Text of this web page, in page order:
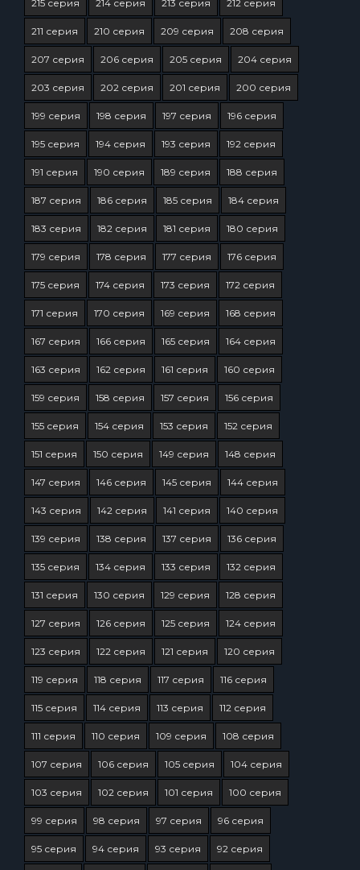
215 серия 214 серия 213 серия 212 серия
211 серия 210 серия 209 серия 208 серия
207 серия 206 серия 205 серия 204 серия
203 серия 202 серия 201 серия 200 серия
199 серия 198 серия 197 серия 196 серия
195 серия 194 серия 193 серия 192 серия
191 серия 190 серия 189 серия 188 серия
187 серия 186 серия 185 серия 184 серия
183 серия 182 серия 181 серия 180 серия
179 серия 178 серия 177 серия 176 серия
175 серия 174 серия 173 серия 172 серия
171 серия 170 серия 169 серия 168 серия
167 серия 166 серия 165 серия 164 серия
163 серия 162 серия 161 серия 160 серия
159 серия 158 серия 157 серия 156 серия
155 серия 154 серия 153 серия 152 серия
151 серия 150 серия 149 серия 148 серия
147 серия 146 серия 145 серия 144 серия
143 серия 142 серия 141 серия 140 серия
139 серия 138 серия 137 серия 136 серия
135 серия 134 серия 133 серия 132 серия
131 серия 130 серия 129 серия 128 серия
127 серия 126 серия 125 серия 124 серия
123 серия 122 серия 121 серия 120 серия
119 серия 118 серия 117 серия 116 серия
115 серия 114 серия 113 серия 112 серия
111 серия 110 серия 109 серия 108 серия
107 серия 106 серия 105 серия 104 серия
103 серия 102 серия 101 серия 100 серия
99 серия 98 серия 97 серия 96 серия
95 серия 94 серия 93 серия 92 серия